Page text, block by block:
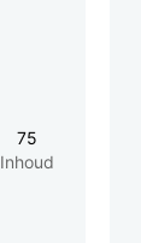
75
Inhoud